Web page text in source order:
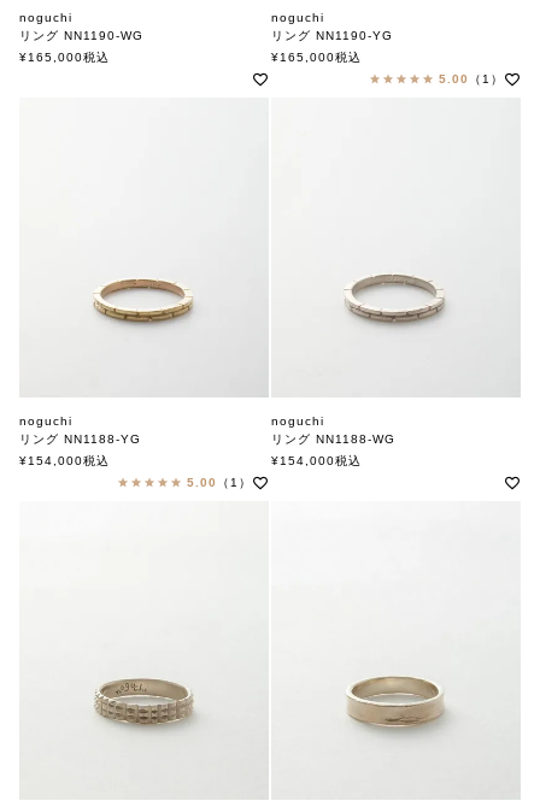
noguchi
リング NN1190-WG
ノグチ
¥165,000税込
noguchi
リング NN1190-YG
ノグチ
¥165,000税込
5.00
（1）
noguchi
リング NN1188-YG
ノグチ
¥154,000税込
5.00
（1）
noguchi
リング NN1188-WG
ノグチ
¥154,000税込